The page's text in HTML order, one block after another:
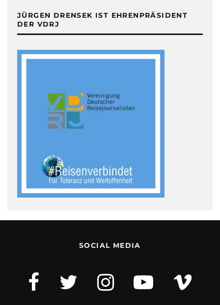
JÜRGEN DRENSEK IST EHRENPRÄSIDENT
DER VDRJ
SOCIAL MEDIA